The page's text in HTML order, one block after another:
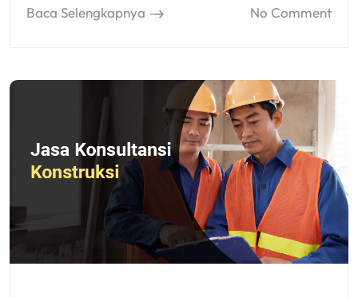
Baca Selengkapnya No Comment